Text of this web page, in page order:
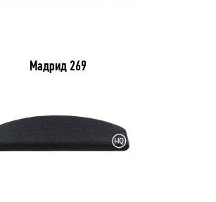
Мадрид 269